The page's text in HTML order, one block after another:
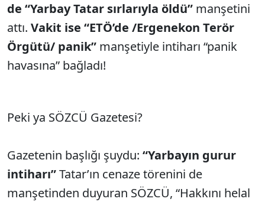
de “Yarbay Tatar sırlarıyla öldü” manşetini
attı. Vakit ise “ETÖ’de /Ergenekon Terör
Örgütü/ panik” manşetiyle intiharı “panik
havasına” bağladı!
Peki ya SÖZCÜ Gazetesi?
Gazetenin başlığı şuydu: “Yarbayın gurur
intiharı”Tatar’ın cenaze törenini de
manşetinden duyuran SÖZCÜ, “Hakkını helal